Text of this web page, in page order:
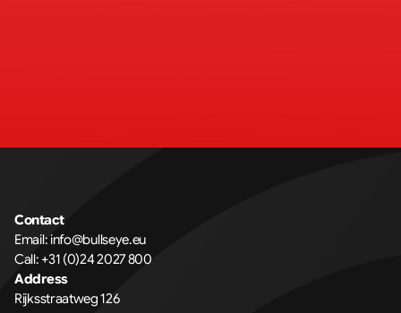
Contact
Email: info@bullseye.eu
Call: +31 (0)24 2027 800
Address
Rijksstraatweg 126